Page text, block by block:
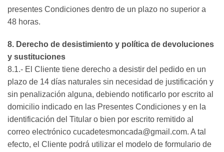
presentes Condiciones dentro de un plazo no superior a
48 horas.
8. Derecho de desistimiento y política de devoluciones
y sustituciones
8.1.- El Cliente tiene derecho a desistir del pedido en un
plazo de 14 días naturales sin necesidad de justificación y
sin penalización alguna, debiendo notificarlo por escrito al
domicilio indicado en las Presentes Condiciones y en la
identificación del Titular o bien por escrito remitido al
correo electrónico cucadetesmoncada@gmail.com. A tal
efecto, el Cliente podrá utilizar el modelo de formulario de